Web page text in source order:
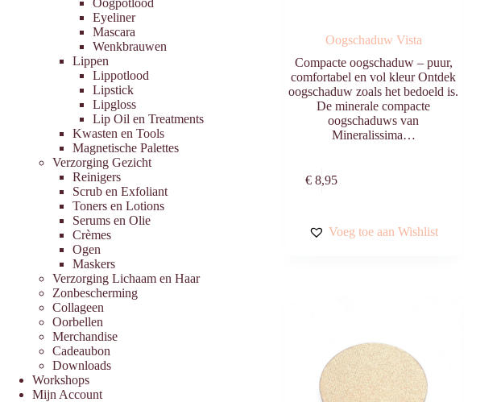
Oogschaduw Vista
Compacte oogschaduw – puur,
comfortabel en vol kleur Ontdek
oogschaduw zoals het bedoeld is.
De minerale compacte
oogschaduws van
Mineralissima…
€ 8,95
Voeg toe aan Wishlist
Eyeliner
Mascara
Wenkbrauwen
Lippen
Lippotlood
Lipstick
Lipgloss
Lip Oil en Treatments
Kwasten en Tools
Magnetische Palettes
Verzorging Gezicht
Reinigers
Scrub en Exfoliant
Toners en Lotions
Serums en Olie
Crèmes
Ogen
Maskers
Verzorging Lichaam en Haar
Zonbescherming
Collageen
Oorbellen
Merchandise
Cadeaubon
Downloads
Workshops
Mijn Account